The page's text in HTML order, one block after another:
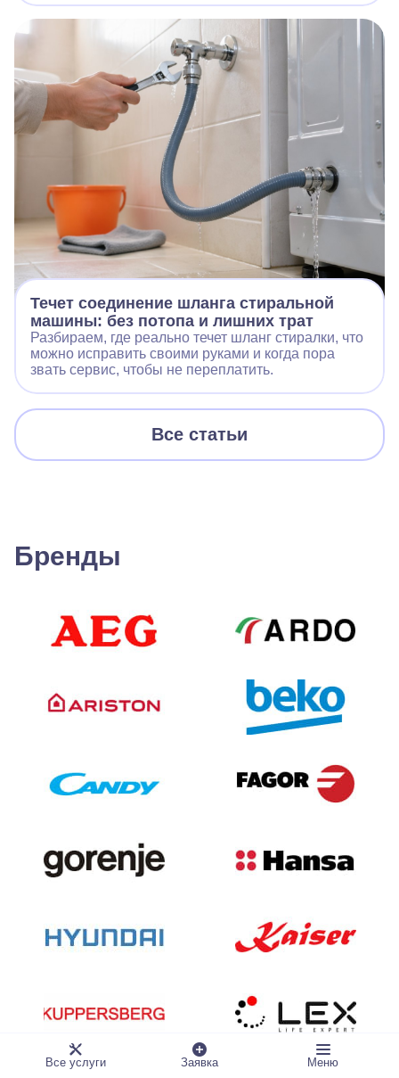
Течет соединение шланга стиральной
машины: без потопа и лишних трат
Разбираем, где реально течет шланг стиралки, что
можно исправить своими руками и когда пора
звать сервис, чтобы не переплатить.
Все статьи
Бренды
Все услуги Заявка Меню